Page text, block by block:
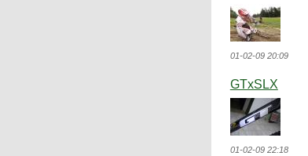
01-02-09 20:09
GTxSLX
01-02-09 22:18